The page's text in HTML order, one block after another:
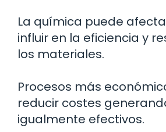
La química puede
influir en la eficiencia y
los materiales.
Procesos más
reducir costes
igualmente efectivos.